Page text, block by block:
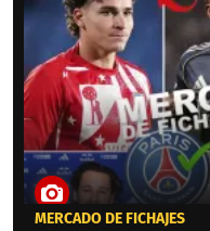
MERCADO DE FICHAJES